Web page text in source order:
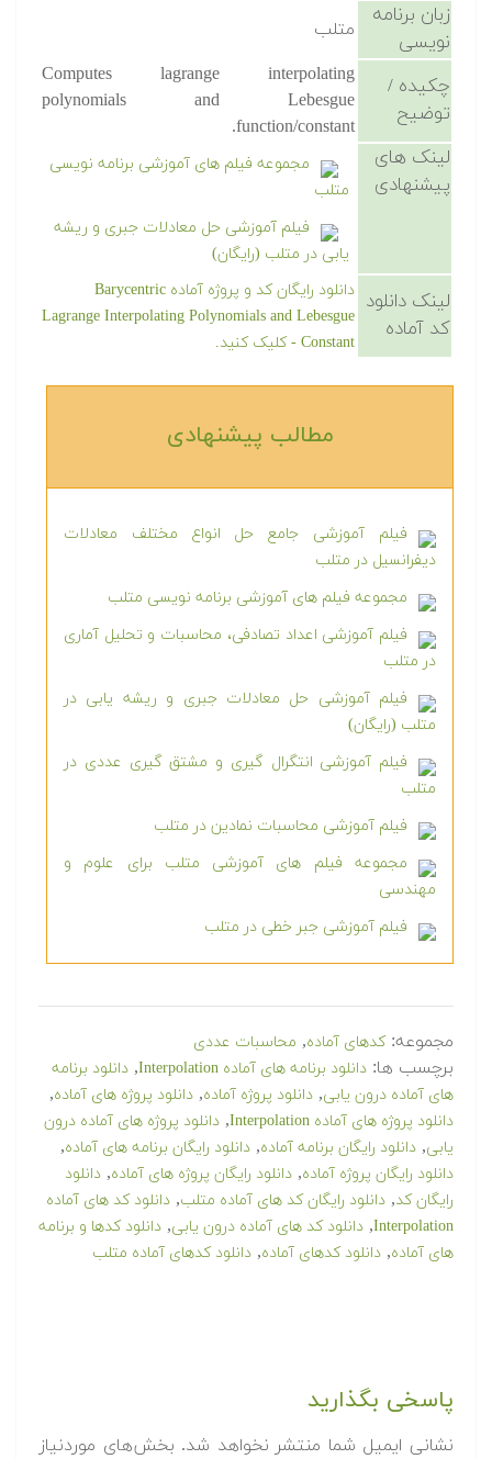
زبان برنامه
نویسی
متلب
چکیده /
توضیح
Computes lagrange interpolating
polynomials and Lebesgue
function/constant.
لینک های
پیشنهادی
مجموعه فیلم های آموزشی برنامه نویسی
متلب
فیلم آموزشی حل معادلات جبری و ریشه
یابی در متلب (رایگان)
لینک دانلود
کد آماده
دانلود رایگان کد و پروژه آماده Barycentric
Lagrange Interpolating Polynomials and Lebesgue
Constant - کلیک کنید.
مطالب پیشنهادی‎
فیلم آموزشی جامع حل انواع مختلف معادلات
دیفرانسیل در متلب
مجموعه فیلم های آموزشی برنامه نویسی متلب
فیلم آموزشی اعداد تصادفی، محاسبات و تحلیل آماری
در متلب
فیلم آموزشی حل معادلات جبری و ریشه یابی در
متلب (رایگان)
فیلم آموزشی انتگرال گیری و مشتق گیری عددی در
متلب
فیلم آموزشی محاسبات نمادین در متلب
مجموعه فیلم های آموزشی متلب برای علوم و
مهندسی
فیلم آموزشی جبر خطی در متلب
مجموعه:کدهای آماده, محاسبات عددی
برچسب ها: دانلود برنامه های آماده Interpolation , دانلود برنامه
های آماده درون یابی, دانلود پروژه آماده, دانلود پروژه های آماده,
دانلود پروژه های آماده Interpolation , دانلود پروژه های آماده درون
یابی, دانلود رایگان برنامه آماده, دانلود رایگان برنامه های آماده,
دانلود رایگان پروژه آماده, دانلود رایگان پروژه های آماده, دانلود
رایگان کد, دانلود رایگان کد های آماده متلب, دانلود کد های آماده
Interpolation
, دانلود کد های آماده درون یابی, دانلود کدها و برنامه
های آماده, دانلود کدهای آماده, دانلود کدهای آماده متلب
پاسخی بگذارید
نشانی ایمیل شما منتشر نخواهد شد. بخش‌های موردنیاز